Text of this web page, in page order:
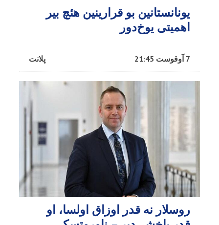
یونانستانین بو قرارینین هئچ بیر
اهمیتی یوخ‌دور
پلانت 7 آوقوست 21:45
روسلار نه قدر اوزاق اولسا، او